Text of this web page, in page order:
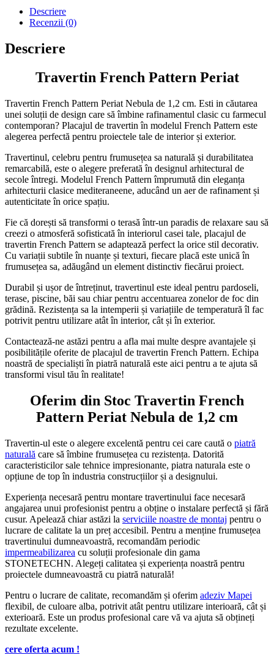
Descriere
Recenzii (0)
Descriere
Travertin French Pattern Periat
Travertin French Pattern Periat Nebula de 1,2 cm. Esti in căutarea
unei soluții de design care să îmbine rafinamentul clasic cu farmecul
contemporan? Placajul de travertin în modelul French Pattern este
alegerea perfectă pentru proiectele tale de interior și exterior.
Travertinul, celebru pentru frumusețea sa naturală și durabilitatea
remarcabilă, este o alegere preferată în designul arhitectural de
secole întregi. Modelul French Pattern împrumută din eleganța
arhitecturii clasice mediteraneene, aducând un aer de rafinament și
autenticitate în orice spațiu.
Fie că dorești să transformi o terasă într-un paradis de relaxare sau să
creezi o atmosferă sofisticată în interiorul casei tale, placajul de
travertin French Pattern se adaptează perfect la orice stil decorativ.
Cu variații subtile în nuanțe și texturi, fiecare placă este unică în
frumusețea sa, adăugând un element distinctiv fiecărui proiect.
Durabil și ușor de întreținut, travertinul este ideal pentru pardoseli,
terase, piscine, băi sau chiar pentru accentuarea zonelor de foc din
grădină. Rezistența sa la intemperii și variațiile de temperatură îl fac
potrivit pentru utilizare atât în interior, cât și în exterior.
Contactează-ne astăzi pentru a afla mai multe despre avantajele și
posibilitățile oferite de placajul de travertin French Pattern. Echipa
noastră de specialiști în piatră naturală este aici pentru a te ajuta să
transformi visul tău în realitate!
Oferim din Stoc Travertin French
Pattern Periat Nebula de 1,2 cm
Travertin-ul este o alegere excelentă pentru cei care caută o piatră
naturală care să îmbine frumusețea cu rezistența. Datorită
caracteristicilor sale tehnice impresionante, piatra naturala este o
opțiune de top în industria construcțiilor și a designului.
Experiența necesară pentru montare travertinului face necesară
angajarea unui profesionist pentru a obține o instalare perfectă și fără
cusur. Apelează chiar astăzi la serviciile noastre de montaj pentru o
lucrare de calitate la un preț accesibil. Pentru a menține frumusețea
travertinului dumneavoastră, recomandăm periodic
impermeabilizarea cu soluții profesionale din gama
STONETECHN. Alegeți calitatea și experiența noastră pentru
proiectele dumneavoastră cu piatră naturală!
Pentru o lucrare de calitate, recomandăm și oferim adeziv Mapei
flexibil, de culoare alba, potrivit atât pentru utilizare interioară, cât și
exterioară. Este un produs profesional care vă va ajuta să obțineți
rezultate excelente.
cere oferta acum !